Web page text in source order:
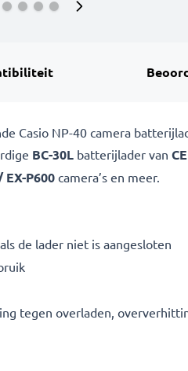
Casio NP-40 camera
BC-30L batterijlader van
EX-P600camera’s en meer.
de lader niet is aangesloten
tegen overladen,